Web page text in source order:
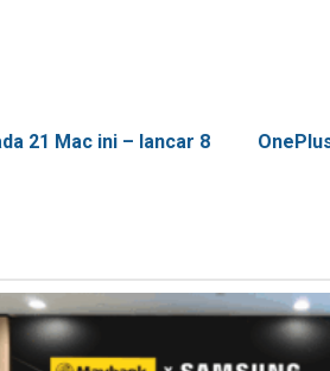
21 Mac ini – lancar 8